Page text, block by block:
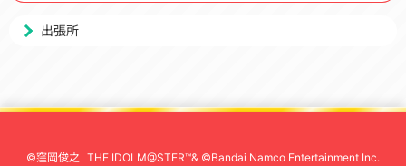
出張所
©窪岡俊之 THE IDOLM@STER™& ©Bandai Namco Entertainment Inc.